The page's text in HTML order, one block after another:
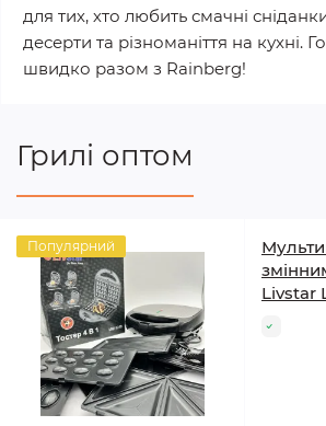
для тих, хто любить смачні
десерти та різноманіття на кухні.
швидко разом з Rainberg!
Грилі оптом
Популярний
Livstar